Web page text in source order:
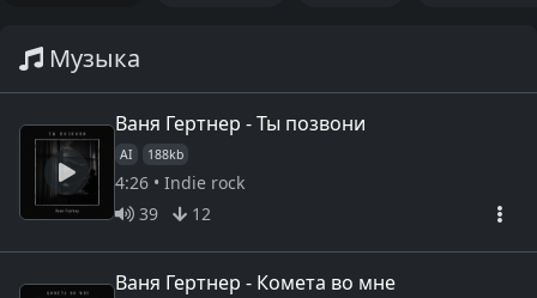
Музыка
Ваня Гертнер - Ты позвони
AI 188kb
4:26 • Indie rock
39
12
Ваня Гертнер - Комета во мне